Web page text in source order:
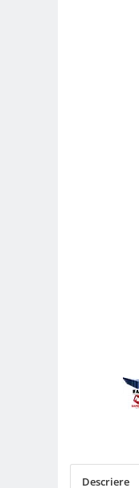
Blitz-uri TTL - Dedicate
Adaptoare stativ port
Descriere